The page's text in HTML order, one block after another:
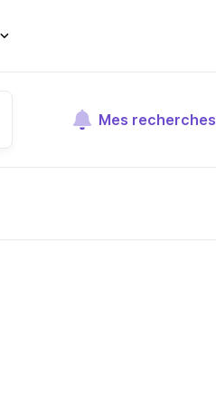
Mes recherches